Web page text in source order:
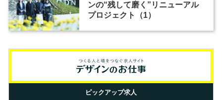
ンの“残して磨く”リニューアル
プロジェクト（1）
ピックアップ求人